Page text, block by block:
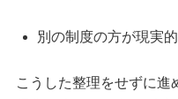
別の制度の方が現実
こうした整理をせずに進